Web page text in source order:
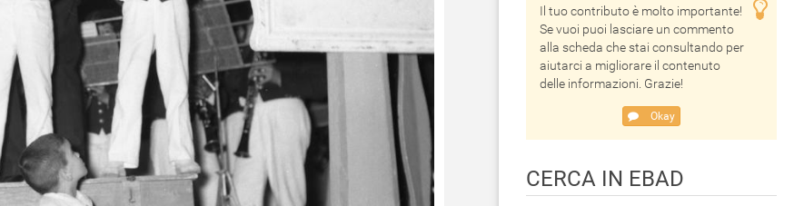
Il tuo contributo è molto importante!
Se vuoi puoi lasciare un commento
alla scheda che stai consultando per
aiutarci a migliorare il contenuto
delle informazioni. Grazie!
Okay
CERCA IN EBAD